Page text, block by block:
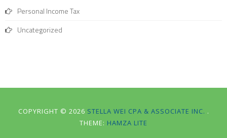
Personal Income Tax
Uncategorized
COPYRIGHT © 2026 STELLA WEI CPA & ASSOCIATE INC. .
THEME: HAMZA LITE